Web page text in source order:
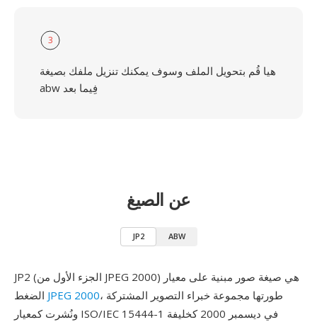
3
هيا قُم بتحويل الملف وسوف يمكنك تنزيل ملفك بصيغة
abw فِيما بعد
عن الصيغ
JP2 ABW
JP2 (الجزء الأول من JPEG 2000) هي صيغة صور مبنية على معيار
JPEG 2000، طورتها مجموعة خبراء التصوير المشتركة
ونُشرت كمعيار ISO/IEC 15444-1 في ديسمبر 2000 كخليفة